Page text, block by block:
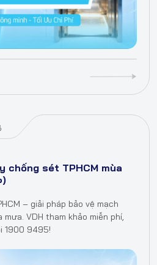
chống sét TPHCM mùa
– giải pháp bảo vệ mạch
mưa. VDH tham khảo miễn phí,
1900 9495!